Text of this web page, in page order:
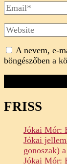
Email
Website
A nevem, e-
böngészőben a
FRISS
Jókai Mór:
Jókai
gonoszak)
Jókai Mór: